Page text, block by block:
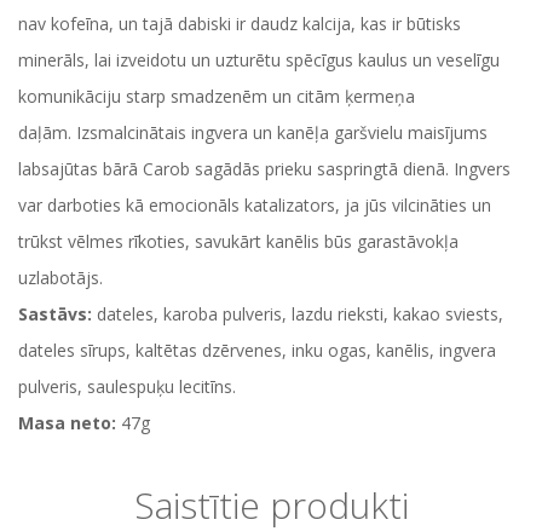
nav kofeīna, un tajā dabiski ir daudz kalcija, kas ir būtisks
minerāls, lai izveidotu un uzturētu spēcīgus kaulus un veselīgu
komunikāciju starp smadzenēm un citām ķermeņa
daļām. Izsmalcinātais ingvera un kanēļa garšvielu maisījums
labsajūtas bārā Carob sagādās prieku saspringtā dienā. Ingvers
var darboties kā emocionāls katalizators, ja jūs vilcināties un
trūkst vēlmes rīkoties, savukārt kanēlis būs garastāvokļa
uzlabotājs.
Sastāvs: dateles, karoba pulveris, lazdu rieksti, kakao sviests,
dateles sīrups, kaltētas dzērvenes, inku ogas, kanēlis, ingvera
pulveris, saulespuķu lecitīns.
Masa neto: 47g
Saistītie produkti